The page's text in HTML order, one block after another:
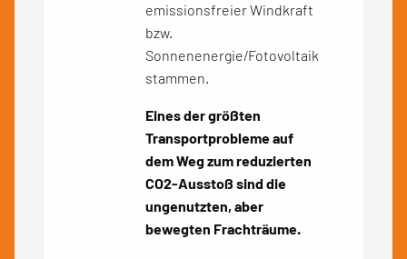
emissionsfreier Windkraft
bzw.
Sonnenenergie/Fotovoltaik
stammen.
Eines der größten
Transportprobleme auf
dem Weg zum reduzierten
CO2-Ausstoß sind die
ungenutzten, aber
bewegten Frachträume.